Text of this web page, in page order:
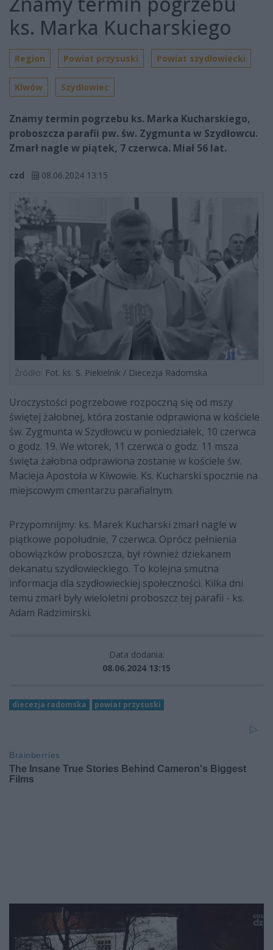
ks. Marka Kucharskiego
Region Powiat przysuski Powiat szydłowiecki
Klwów Szydłowiec
Znamy termin pogrzebu ks. Marka Kucharskiego,
proboszcza parafii pw. św. Zygmunta w Szydłowcu.
Zmarł nagle w piątek, 7 czerwca. Miał 56 lat.
czd 08.06.2024 13:15
Źródło: Fot. ks. S. Piekielnik / Diecezja Radomska
Uroczystości pogrzebowe rozpoczną się od mszy
świętej żałobnej, która zostanie odprawiona w kościele
św. Zygmunta w Szydłowcu w poniedziałek, 10 czerwca
o godz. 19. We wtorek, 11 czerwca o godz. 11 msza
święta żałobna odprawiona zostanie w kościele św.
Macieja Apostoła w Klwowie. Ks. Kucharski spocznie na
miejscowym cmentarzu parafialnym.
Przypomnijmy: ks. Marek Kucharski zmarł nagle w
piątkowe popołudnie, 7 czerwca. Oprócz pełnienia
obowiązków proboszcza, był również dziekanem
dekanatu szydłowieckiego. To kolejna smutna
informacja dla szydłowieckiej społeczności. Kilka dni
temu zmarł były wieloletni proboszcz tej parafii - ks.
Adam Radzimirski.
Data dodania:
08.06.2024 13:15
diecezja radomska powiat przysuski